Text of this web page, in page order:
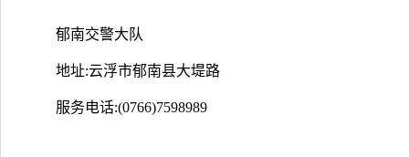
郁南交警大队
地址:云浮市郁南县大堤路
服务电话:(0766)7598989